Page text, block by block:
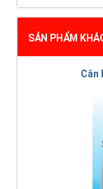
SẢN PHẨM
Cân